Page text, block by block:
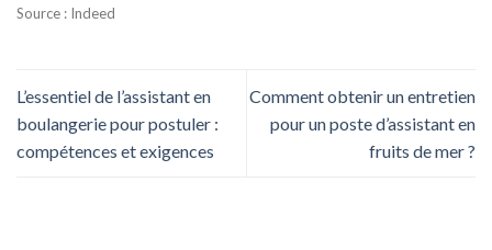
Source : Indeed
L’essentiel de l’assistant en
boulangerie pour postuler :
compétences et exigences
Comment obtenir un entretien
pour un poste d’assistant en
fruits de mer ?